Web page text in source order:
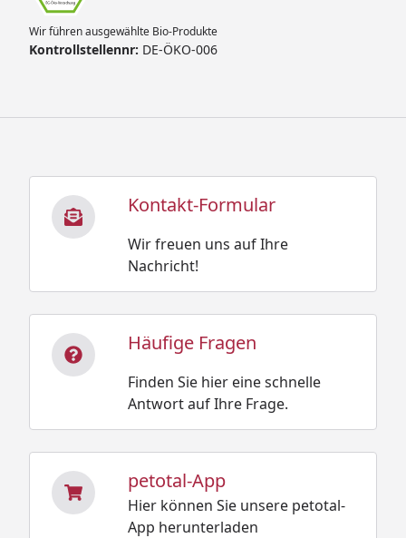
Wir führen ausgewählte Bio-Produkte
Kontrollstellennr: DE-ÖKO-006
Kontakt-Formular
Wir freuen uns auf Ihre
Nachricht!
Häufige Fragen
Finden Sie hier eine schnelle
Antwort auf Ihre Frage.
petotal-App
Hier können Sie unsere petotal-
App herunterladen